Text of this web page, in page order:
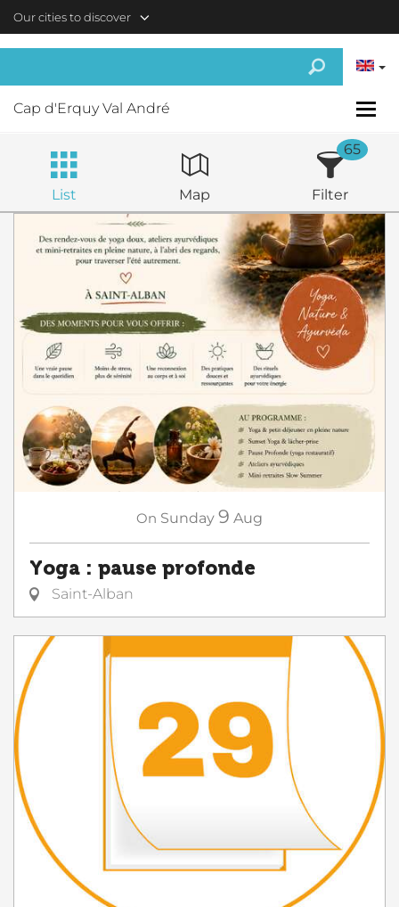
Skip to main content
Our cities to discover
Cap d'Erquy Val André
List Map Filter
65
On Sunday 9 Aug
Yoga : pause profonde
Saint-Alban